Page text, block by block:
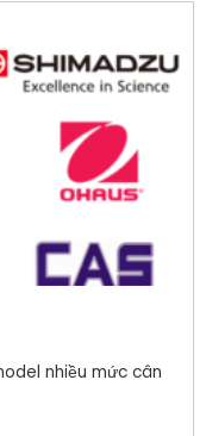
nhiều mức cân